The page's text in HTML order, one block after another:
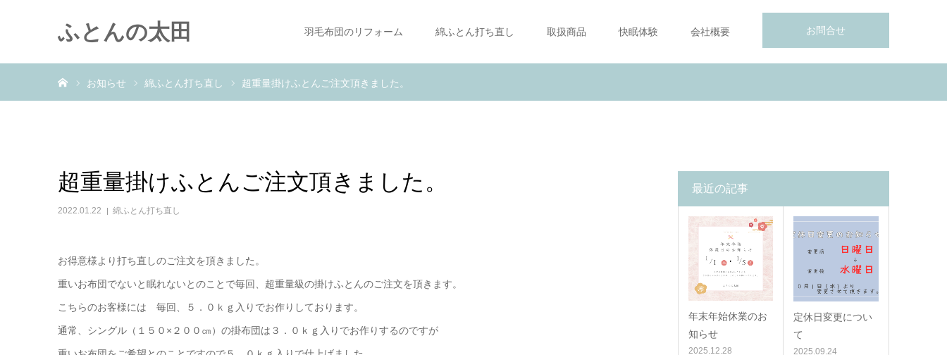
ふとんの太田 お問合せ
羽毛布団のリフォーム 綿ふとん打ち直し 取扱商品 快眠体験 会社概要
お知らせ 綿ふとん打ち直し 超重量掛けふとんご注文頂きました。
超重量掛けふとんご注文頂きました。
2022.01.22 綿ふとん打ち直し
お得意様より打ち直しのご注文を頂きました。
重いお布団でないと眠れないとのことで毎回、超重量級の掛けふとんのご注文を頂きます。
こちらのお客様には 毎回、５．０ｋｇ入りでお作りしております。
通常、シングル（１５０×２００㎝）の掛布団は３．０ｋｇ入りでお作りするのですが
最近の記事
年末年始休業のお
知らせ
2025.12.28
定休日変更につい
て
2025.09.24